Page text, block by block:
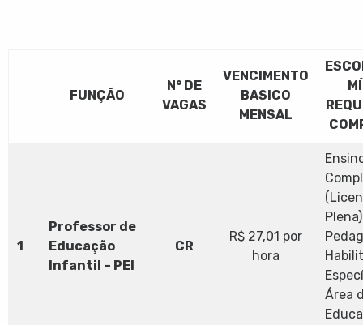
FUNÇÃO
N° DE
VAGAS
VENCIMENTO
BASICO
MENSAL
1
Professor de
Educação
Infantil – PEI
CR
R$ 27,01 por
hora
Área